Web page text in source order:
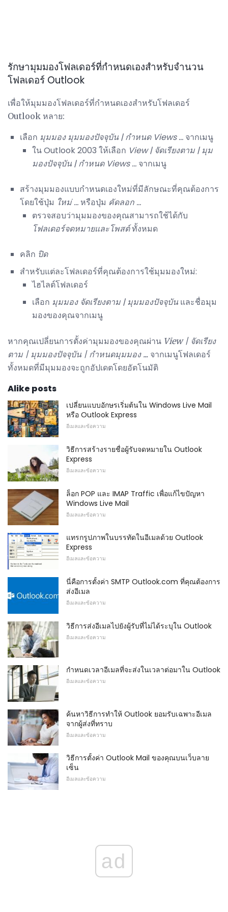
รักษามุมมองโฟลเดอร์ที่กำหนดเองสำหรับจำนวน
โฟลเดอร์ Outlook
เพื่อให้มุมมองโฟลเดอร์ที่กำหนดเองสำหรับโฟลเดอร์
Outlook หลาย:
เลือก มุมมอง มุมมองปัจจุบัน | กำหนด Views ... จากเมนู
ใน Outlook 2003 ให้เลือก View | จัดเรียงตาม | มุม
มองปัจจุบัน | กำหนด Views ... จากเมนู
สร้างมุมมองแบบกำหนดเองใหม่ที่มีลักษณะที่คุณต้องการ
โดยใช้ปุ่ม ใหม่ ... หรือปุ่ม คัดลอก ...
ตรวจสอบว่ามุมมองของคุณสามารถใช้ได้กับ
โฟลเดอร์จดหมายและโพสต์ทั้งหมด
คลิก ปิด
สำหรับแต่ละโฟลเดอร์ที่คุณต้องการใช้มุมมองใหม่:
ไฮไลต์โฟลเดอร์
เลือก มุมมอง จัดเรียงตาม | มุมมองปัจจุบัน และชื่อมุม
มองของคุณจากเมนู
หากคุณเปลี่ยนการตั้งค่ามุมมองของคุณผ่าน View | จัดเรียง
ตาม | มุมมองปัจจุบัน | กำหนดมุมมอง ... จากเมนูโฟลเดอร์
ทั้งหมดที่มีมุมมองจะถูกอัปเดตโดยอัตโนมัติ
Alike posts
เปลี่ยนแบบอักษรเริ่มต้นใน Windows Live Mail
หรือ Outlook Express
อีเมลและข้อความ
วิธีการสร้างรายชื่อผู้รับจดหมายใน Outlook
Express
อีเมลและข้อความ
ล็อก POP และ IMAP Traffic เพื่อแก้ไขปัญหา
Windows Live Mail
อีเมลและข้อความ
แทรกรูปภาพในบรรทัดในอีเมลด้วย Outlook
Express
อีเมลและข้อความ
นี่คือการตั้งค่า SMTP Outlook.com ที่คุณต้องการ
ส่งอีเมล
อีเมลและข้อความ
วิธีการส่งอีเมลไปยังผู้รับที่ไม่ได้ระบุใน Outlook
อีเมลและข้อความ
กำหนดเวลาอีเมลที่จะส่งในเวลาต่อมาใน Outlook
อีเมลและข้อความ
ค้นหาวิธีการทำให้ Outlook ยอมรับเฉพาะอีเมล
จากผู้ส่งที่ทราบ
อีเมลและข้อความ
วิธีการตั้งค่า Outlook Mail ของคุณบนเว็บลาย
เซ็น
อีเมลและข้อความ
ad